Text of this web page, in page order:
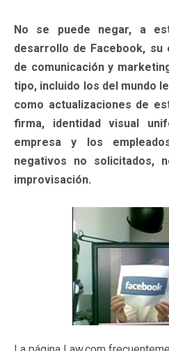
No se puede negar, a
desarrollo de Facebook, su
de comunicación y
tipo, incluido los del mundo
como actualizaciones de
firma, identidad visual
empresa y los
negativos no solicitados,
improvisación.